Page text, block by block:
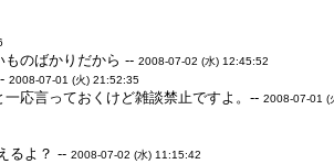
ものばかりだから --2008-07-02 (水) 12:45:52
2008-07-01 (火) 21:52:35
応言っておくけど雑談禁止ですよ。--2008-07-01 (
るよ？ --2008-07-02 (水) 11:15:42